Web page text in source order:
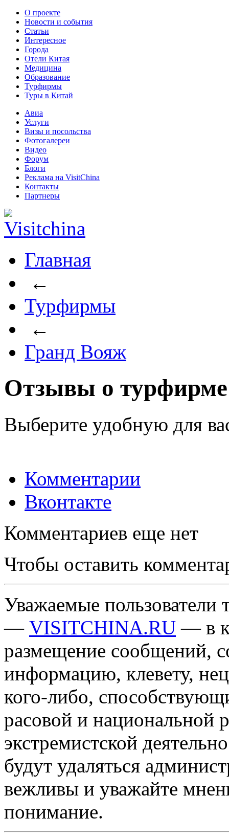
О проекте
Новости и события
Статьи
Интересное
Города
Отели Китая
Медицина
Образование
Турфирмы
Туры в Китай
Авиа
Услуги
Визы и посольства
Фотогалереи
Видео
Форум
Блоги
Реклама на VisitChina
Контакты
Партнеры
Главная
←
Турфирмы
←
Гранд Вояж
Отзывы о
Выберите удобную для
Комментарии
Вконтакте
Комментариев еще нет
Чтобы оставить
Уважаемые пользователи
— VISITCHINA.RU — в
размещение сообщений,
информацию, клевету,
кого-либо,
расовой и национальной
экстремистской
будут удаляться
вежливы и уважайте
понимание.